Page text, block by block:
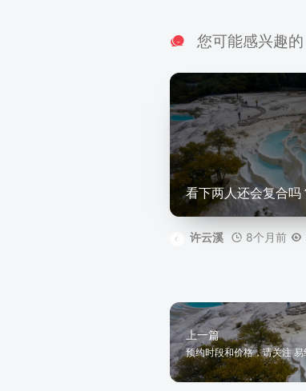
您可能感兴趣的
看下两人还会复合吗
许云溪 8个月前
上一篇
预约时段和价格，请关注